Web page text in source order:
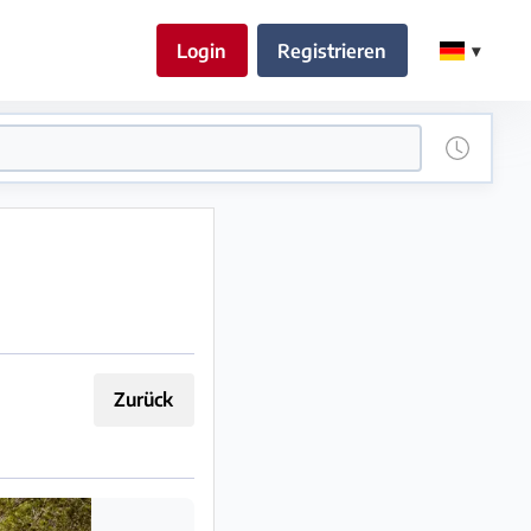
Login Registrieren
Zurück